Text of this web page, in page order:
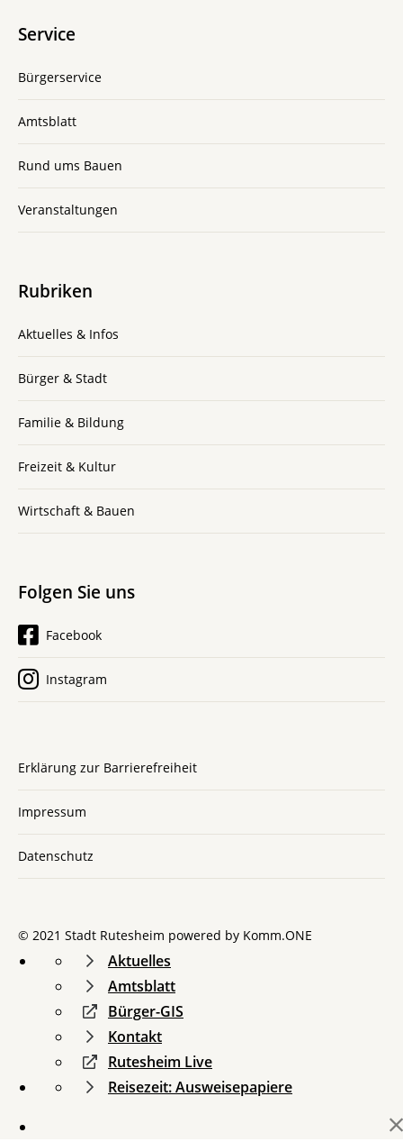
Service
Bürgerservice
Amtsblatt
Rund ums Bauen
Veranstaltungen
Rubriken
Aktuelles & Infos
Bürger & Stadt
Familie & Bildung
Freizeit & Kultur
Wirtschaft & Bauen
Folgen Sie uns
Facebook
Instagram
Erklärung zur Barrierefreiheit
Impressum
Datenschutz
© 2021 Stadt Rutesheim powered by Komm.ONE
Aktuelles
Amtsblatt
Bürger-GIS
Kontakt
Rutesheim Live
Reisezeit: Ausweisepapiere